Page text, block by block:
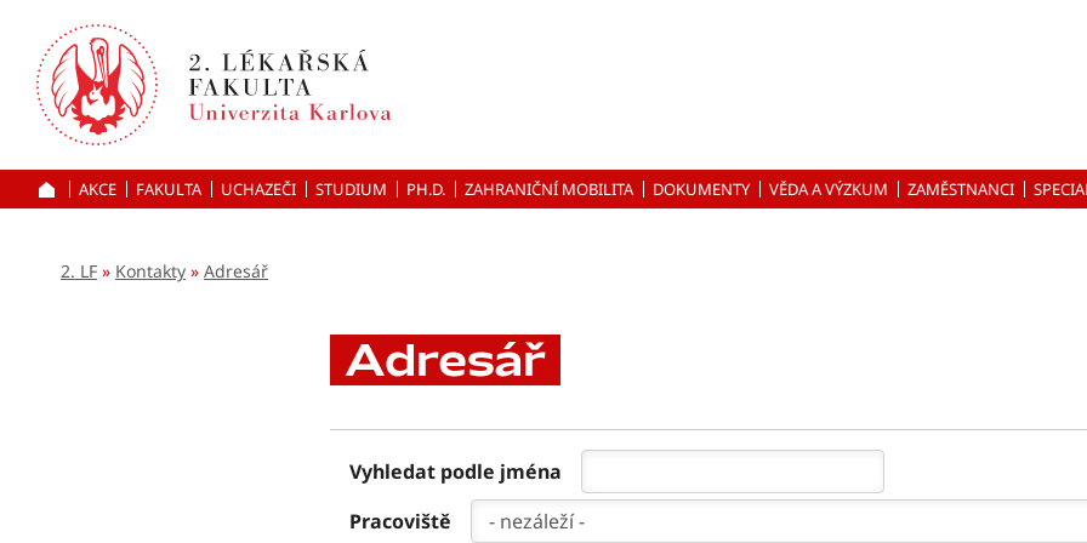
k hlavnímu
obsahu
ÚVOD
AKCE FAKULTA UCHAZEČI STUDIUM PH.D. ZAHRANIČNÍ MOBILITA DOKUMENTY VĚDA A VÝZKUM ZAMĚSTNANCI
2. LF Kontakty Adresář
Adresář
Vyhledat podle jména
Pracoviště